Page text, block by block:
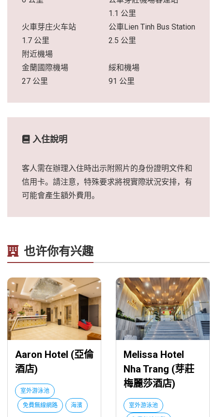
1.1 公里
火車芽庄火车站
1.7 公里
公車Lien Tinh Bus Station
2.5 公里
附近機場
金蘭國際機場
27 公里
綏和機場
91 公里
入住說明
客人需在辦理入住時出示附照片的身份證明文件和
信用卡。請注意，特殊要求將視實際狀況安排，有
可能會產生額外費用。
也许你有兴趣
Aaron Hotel (亞倫
酒店)
室外游泳池
免費無線網路 海濱
Melissa Hotel
Nha Trang (芽莊
梅麗莎酒店)
室外游泳池